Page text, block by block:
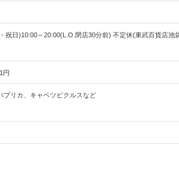
祝日)10:00～20:00(L.O.閉店30分前) 不定休(東武百貨店池
円
プリカ、キャベツピクルスなど